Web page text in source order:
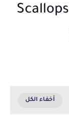
العربى اchen حكاية أكلة Scallops